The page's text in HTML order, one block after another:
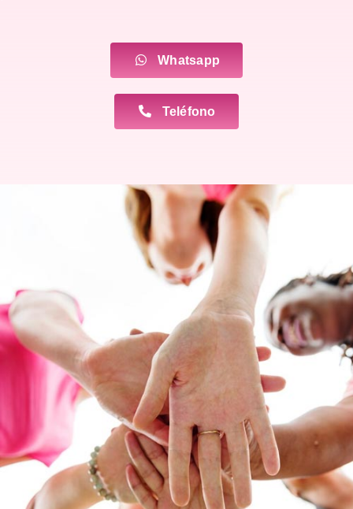
Whatsapp
Teléfono